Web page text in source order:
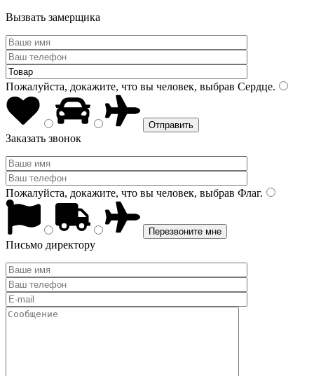
Вызвать замерщика
Пожалуйста, докажите, что вы человек, выбрав Сердце.
Заказать звонок
Пожалуйста, докажите, что вы человек, выбрав Флаг.
Письмо директору